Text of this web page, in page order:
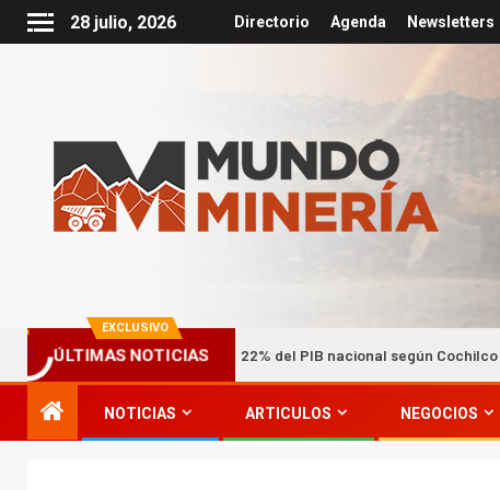
28 julio, 2026 Directorio Agenda Newsletters
EXCLUSIVO
ÚLTIMAS NOTICIAS
impulsan hasta el 22% del PIB nacional según Cochilco
NOTICIAS ARTICULOS NEGOCIOS